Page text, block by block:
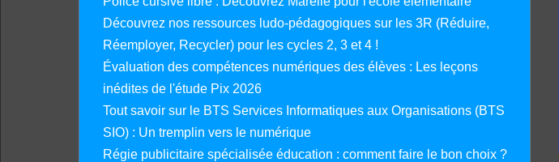
Découvrez nos ressources ludo-pédagogiques sur les 3R (Réduire,
Réemployer, Recycler) pour les cycles 2, 3 et 4 !
Évaluation des compétences numériques des élèves : Les leçons
inédites de l'étude Pix 2026
Tout savoir sur le BTS Services Informatiques aux Organisations (BTS
SIO) : Un tremplin vers le numérique
Régie publicitaire spécialisée éducation : comment faire le bon choix ?